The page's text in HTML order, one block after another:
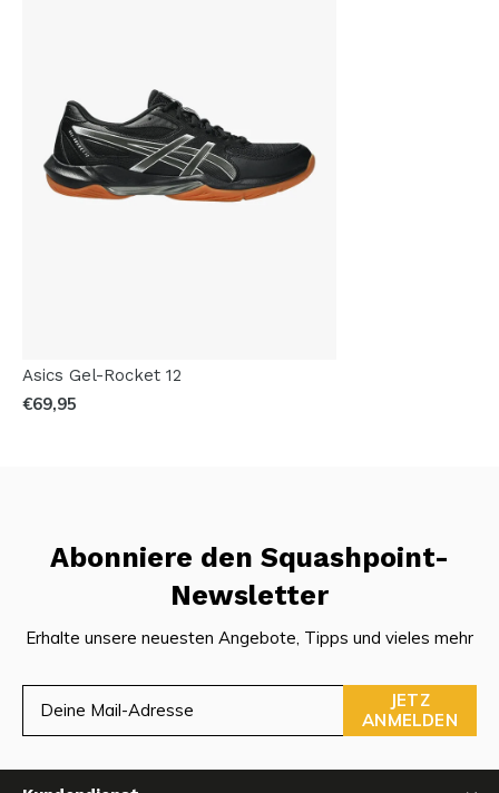
Asics Gel-Rocket 12
€69,95
Abonniere den Squashpoint-
Newsletter
Erhalte unsere neuesten Angebote, Tipps und vieles mehr
JETZ
ANMELDEN